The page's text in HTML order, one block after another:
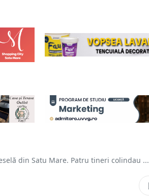
din Satu Mare. Patru tineri colindau ...